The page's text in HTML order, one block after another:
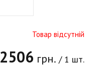
Товар відсутній
2506 грн. / 1 шт.